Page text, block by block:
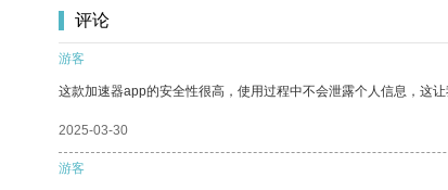
评论
游客
这款加速器app的安全性很高，使用过程中不会泄露个人信息，这
2025-03-30
游客